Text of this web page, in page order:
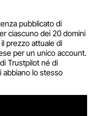
pubblicato di
ciascuno dei 20 domini
prezzo attuale di
per un unico account.
Trustpilot né di
abbiano lo stesso